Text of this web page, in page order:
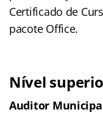
Certificado de
pacote Office.
Nível
Auditor